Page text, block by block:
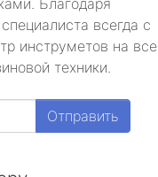
Благодаря
всегда с
инструметов на все
техники.
Отправить